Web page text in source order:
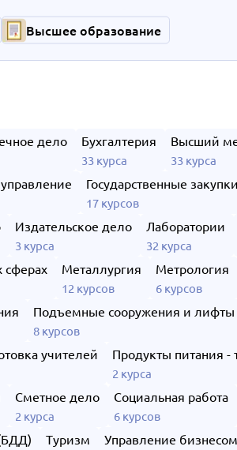
Высшее образование
дело Бухгалтерия
33 курса
Высший
33 курса
Государственные закупки
17 курсов
Издательское дело
3 курса
Лаборатории
32 курса
Металлургия
12 курсов
Метрология
6 курсов
Подъемные сооружения и лифты
8 курсов
учителей Продукты питания -
2 курса
Сметное дело
2 курса
Социальная работа
6 курсов
Туризм Управление бизнесом